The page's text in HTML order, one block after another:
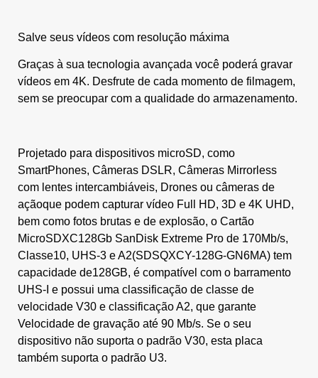
Salve seus vídeos com resolução máxima
Graças à sua tecnologia avançada você poderá gravar
vídeos em 4K. Desfrute de cada momento de filmagem,
sem se preocupar com a qualidade do armazenamento.
Projetado para dispositivos microSD, como
SmartPhones, Câmeras DSLR, Câmeras Mirrorless
com lentes intercambiáveis, Drones ou câmeras de
açãoque podem capturar vídeo Full HD, 3D e 4K UHD,
bem como fotos brutas e de explosão, o Cartão
MicroSDXC128Gb SanDisk Extreme Pro de 170Mb/s,
Classe10, UHS-3 e A2(SDSQXCY-128G-GN6MA) tem
capacidade de128GB, é compatível com o barramento
UHS-I e possui uma classificação de classe de
velocidade V30 e classificação A2, que garante
Velocidade de gravação até 90 Mb/s. Se o seu
dispositivo não suporta o padrão V30, esta placa
também suporta o padrão U3.